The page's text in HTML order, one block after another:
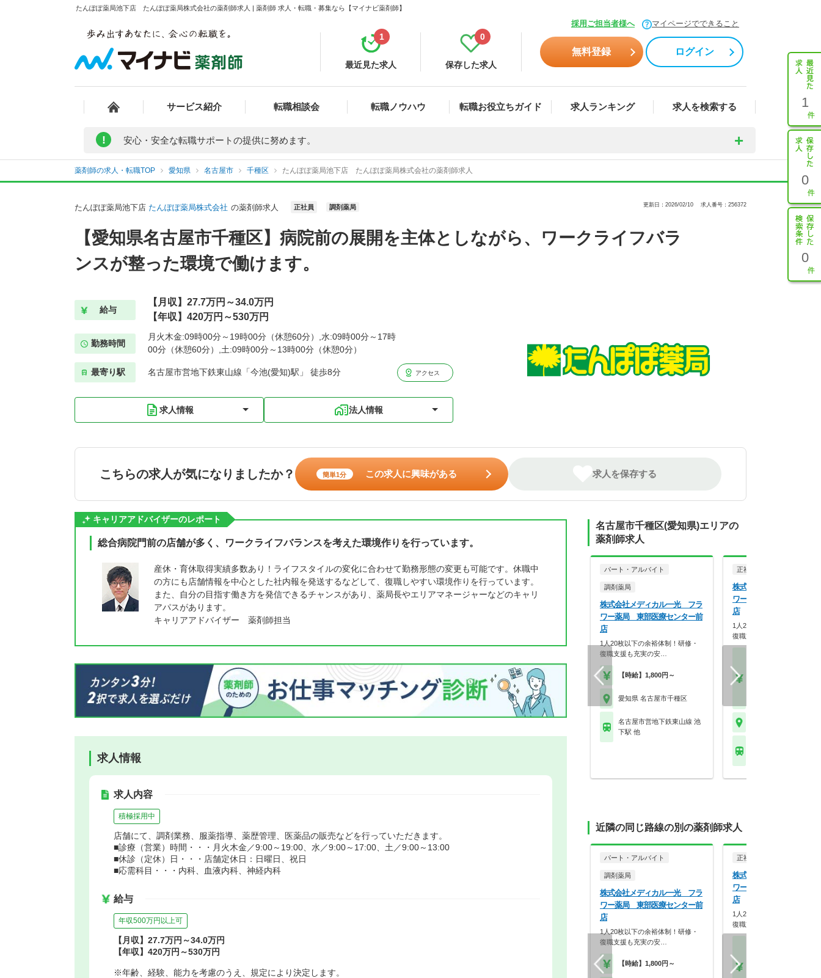
たんぽぽ薬局池下店 たんぽぽ薬局株式会社の薬剤師求人 | 薬剤師 求人・転職・募集なら【マイナビ薬剤師】
採用ご担当者様へ マイページでできること
最近見た求人
1
保存した求人
0
無料登録 ログイン
サービス紹介 転職相談会 転職ノウハウ 転職お役立ちガイド 求人ランキング 求人を検索する 1
0
0
! 安心・安全な転職サポートの提供に努めます。
薬剤師の求人・転職TOP 愛知県 名古屋市 千種区 たんぽぽ薬局池下店 たんぽぽ薬局株式会社の薬剤師求人
たんぽぽ薬局池下店 たんぽぽ薬局株式会社 の薬剤師求人 正社員 調剤薬局 更新日：2026/02/10 求人番号：256372
【愛知県名古屋市千種区】病院前の展開を主体としながら、ワークライフバラ
ンスが整った環境で働けます。
給与
【月収】27.7万円～34.0万円
【年収】420万円～530万円
勤務時間
月火木金:09時00分～19時00分（休憩60分）,水:09時00分～17時
00分（休憩60分）,土:09時00分～13時00分（休憩0分）
最寄り駅 名古屋市営地下鉄東山線「今池(愛知)駅」 徒歩8分 アクセス
求人情報 法人情報
こちらの求人が気になりましたか？ 簡単1分 この求人に興味がある 求人を保存する
キャリアアドバイザーのレポート
総合病院門前の店舗が多く、ワークライフバランスを考えた環境作りを行っています。
産休・育休取得実績多数あり！ライフスタイルの変化に合わせて勤務形態の変更も可能です。休職中
の方にも店舗情報を中心とした社内報を発送するなどして、復職しやすい環境作りを行っています。
また、自分の目指す働き方を発信できるチャンスがあり、薬局長やエリアマネージャーなどのキャリ
アパスがあります。
キャリアアドバイザー 薬剤師担当
求人情報
求人内容
積極採用中
店舗にて、調剤業務、服薬指導、薬歴管理、医薬品の販売などを行っていただきます。
■診療（営業）時間・・・月火木金／9:00～19:00、水／9:00～17:00、土／9:00～13:00
■休診（定休）日・・・店舗定休日：日曜日、祝日
■応需科目・・・内科、血液内科、神経内科
給与
年収500万円以上可
【月収】27.7万円～34.0万円
【年収】420万円～530万円
※年齢、経験、能力を考慮のうえ、規定により決定します。
名古屋市千種区(愛知県)エリアの
薬剤師求人
パート・アルバイト
調剤薬局
株式会社メディカル一光 フラ
ワー薬局 東部医療センター前
店
1人20枚以下の余裕体制！研修・
復職支援も充実の安…
【時給】1,800円～
愛知県 名古屋市千種区
名古屋市営地下鉄東山線 池
下駅 他
正社員
株式会社メディカル一光
ワー薬局 東部医療セン
店
1人20枚以下の余裕体制！研
復職支援も充実の安…
近隣の同じ路線の別の薬剤師求人
パート・アルバイト
調剤薬局
株式会社メディカル一光 フラ
ワー薬局 東部医療センター前
店
1人20枚以下の余裕体制！研修・
復職支援も充実の安…
【時給】1,800円～
正社員
株式会社メディカル一光
ワー薬局 東部医療セン
店
1人20枚以下の余裕体制！研
復職支援も充実の安…